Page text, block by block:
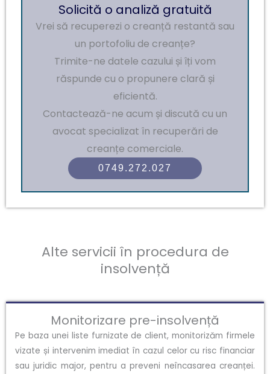
Solicită o analiză gratuită
Vrei să recuperezi o creanță restantă sau
un portofoliu de creanțe?
Trimite-ne datele cazului și îți vom
răspunde cu o propunere clară și
eficientă.
Contactează-ne acum și discută cu un
avocat specializat în recuperări de
creanțe comerciale.
0749.272.027
Alte servicii în procedura de
insolvență
Monitorizare pre-insolvență
Pe baza unei liste furnizate de client, monitorizăm firmele
vizate și intervenim imediat în cazul celor cu risc financiar
sau juridic major, pentru a preveni neîncasarea creanței.